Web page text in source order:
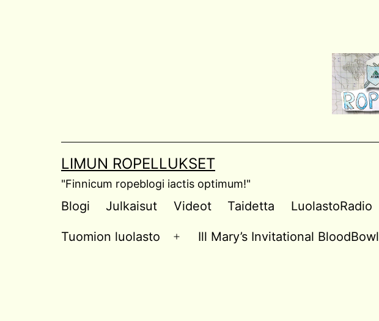
LIMUN ROPELLUKSET
"Finnicum ropeblogi iactis optimum!"
Blogi Julkaisut Videot Taidetta LuolastoRadio
Tuomion luolasto
Open
Ill Mary’s Invitational BloodBowl